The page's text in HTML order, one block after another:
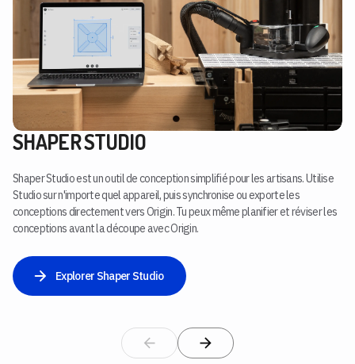
SHAPER STUDIO
Shaper Studio est un outil de conception simplifié pour les artisans. Utilise
Studio sur n'importe quel appareil, puis synchronise ou exporte les
conceptions directement vers Origin. Tu peux même planifier et réviser les
conceptions avant la découpe avec Origin.
Explorer Shaper Studio